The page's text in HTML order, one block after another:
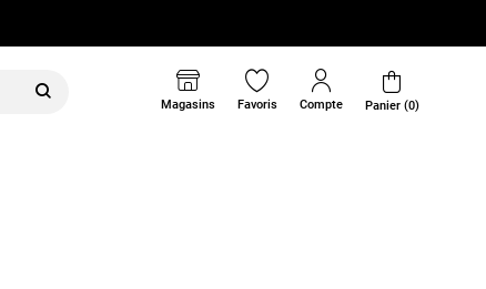
Magasins Favoris Compte Panier (0)